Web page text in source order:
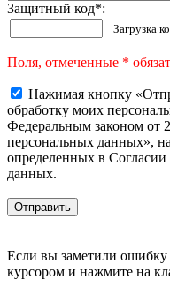
Защитный код*:
Загрузка
Поля, отмеченные *
Нажимая кнопку
обработку моих
Федеральным законом от
персональных данных»,
определенных в
данных.
Если вы заметили ошибку
курсором и нажмите на